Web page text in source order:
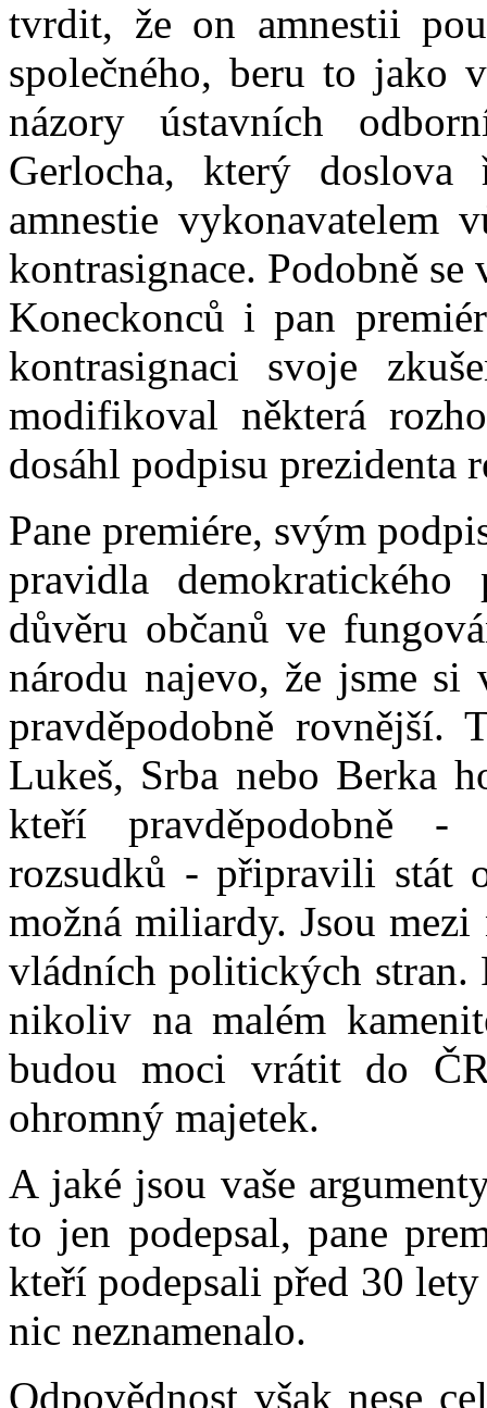
tvrdit, že on amnestii
společného, beru to jako
názory ústavních
Gerlocha, který
amnestie
kontrasignace. Podobně
Koneckonců i pan
kontrasignaci svoje
modifikoval některá
dosáhl podpisu prezidenta
Pane premiére, svým
pravidla
důvěru občanů ve
národu najevo, že jsme
pravděpodobně rovnější.
Lukeš, Srba nebo Berka
kteří pravděpodobně -
rozsudků - připravili stát
možná miliardy. Jsou
vládních politických stran.
nikoliv na malém
budou moci vrátit do
ohromný majetek.
A jaké jsou vaše
to jen podepsal, pane
kteří podepsali před 30
nic neznamenalo.
Odpovědnost však nese